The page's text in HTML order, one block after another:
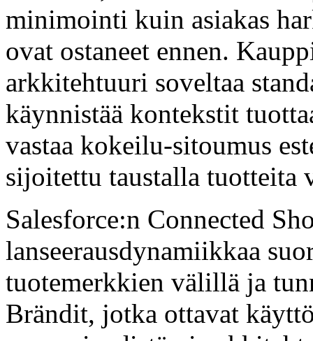
minimointi kuin asiakas
ovat ostaneet ennen.
arkkitehtuuri soveltaa
käynnistää kontekstit
vastaa kokeilu-sitoumus
sijoitettu taustalla tuotteita
Salesforce:n Connected
lanseerausdynamiikkaa
tuotemerkkien välillä ja
Brändit, jotka ottavat